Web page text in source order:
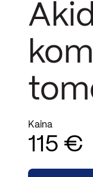
Kaina
115 €